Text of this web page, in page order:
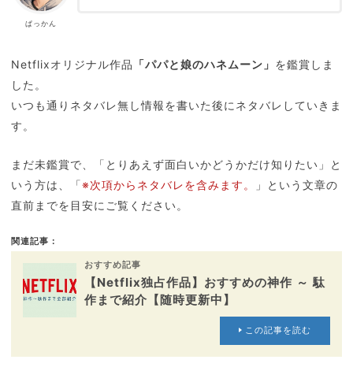
ぱっかん
Netflixオリジナル作品 「パパと娘のハネムーン」 を鑑賞しま
した。
いつも通りネタバレ無し情報を書いた後にネタバレしていきま
す。
まだ未鑑賞で、「とりあえず面白いかどうかだけ知りたい」と
いう方は、「※次項からネタバレを含みます。
」という文章の
直前までを目安にご覧ください。
関連記事：
おすすめ記事
【Netflix独占作品】おすすめの神作 ～ 駄
作まで紹介【随時更新中】
この記事を読む